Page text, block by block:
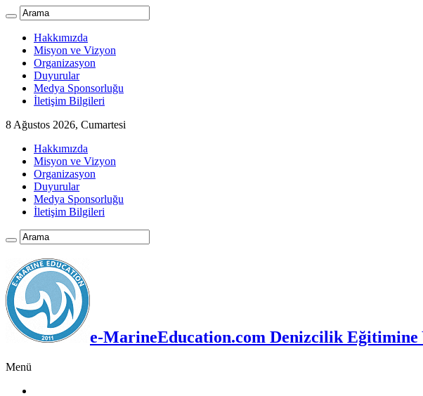
Hakkımızda
Misyon ve Vizyon
Organizasyon
Duyurular
Medya Sponsorluğu
İletişim Bilgileri
8 Ağustos 2026, Cumartesi
Hakkımızda
Misyon ve Vizyon
Organizasyon
Duyurular
Medya Sponsorluğu
İletişim Bilgileri
e-MarineEducation.com Denizcilik Eğitimine
Menü